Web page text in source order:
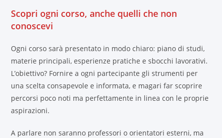
Scopri ogni corso, anche quelli che non
conoscevi
Ogni corso sarà presentato in modo chiaro: piano di studi,
materie principali, esperienze pratiche e sbocchi lavorativi.
L’obiettivo? Fornire a ogni partecipante gli strumenti per
una scelta consapevole e informata, e magari far scoprire
percorsi poco noti ma perfettamente in linea con le proprie
aspirazioni.
A parlare non saranno professori o orientatori esterni, ma